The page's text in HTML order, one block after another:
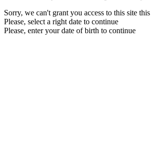
Sorry, we can't grant you access to this site
Please, select a right date to continue
Please, enter your date of birth to continue